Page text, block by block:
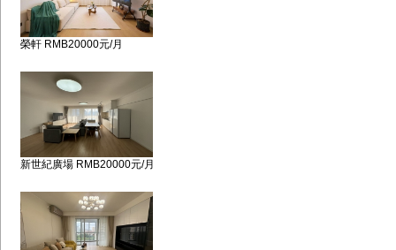
榮軒 RMB20000元/月
新世紀廣場 RMB20000元/月